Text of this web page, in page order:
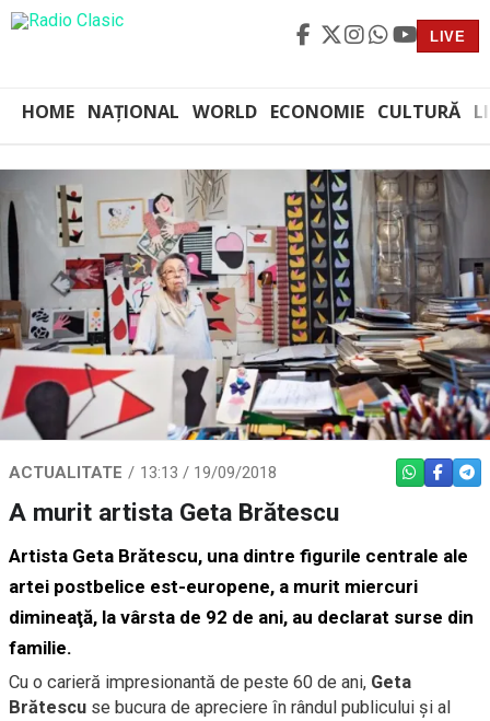
LIVE
HOME NAȚIONAL WORLD ECONOMIE CULTURĂ
ACTUALITATE 13:13 / 19/09/2018 WHATSAPP
A murit artista Geta Brătescu
Artista Geta Brătescu, una dintre figurile centrale ale
artei postbelice est-europene, a murit miercuri
dimineaţă, la vârsta de 92 de ani, au declarat surse din
familie.
Cu o carieră impresionantă de peste 60 de ani, Geta
Brătescu se bucura de apreciere în rândul publicului şi al